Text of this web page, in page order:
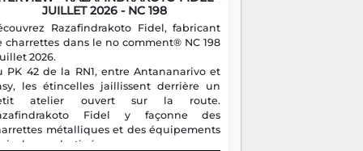
JUILLET 2026 - NC 198
Razafindrakoto Fidel, fabricant
charrettes dans le no comment® NC 198
2026.
PK 42 de la RN1, entre Antananarivo et
les étincelles jaillissent derrière un
atelier ouvert sur la route.
Fidel y façonne des
métalliques et des équipements
destinés aux campagnes